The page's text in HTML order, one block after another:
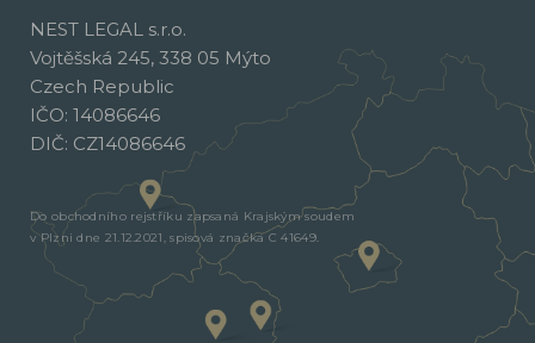
NEST LEGAL s.r.o.
Vojtěšská 245, 338 05 Mýto
Czech Republic
IČO: 14086646
DIČ: CZ14086646
Do obchodního rejstříku zapsaná Krajským soudem
v Plzni dne 21.12.2021, spisová značka C 41649.